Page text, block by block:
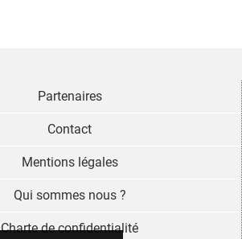
Partenaires
Contact
Mentions légales
Qui sommes nous ?
Charte de confidentialité